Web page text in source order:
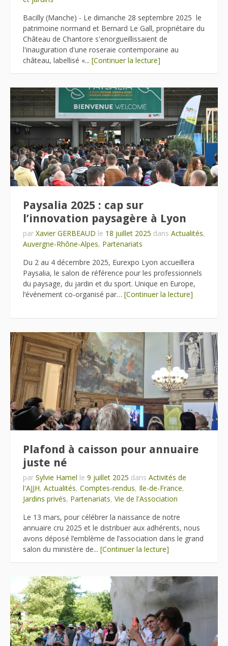
Bacilly (Manche) - Le dimanche 28 septembre 2025 le
patrimoine normand et Bernard Le Gall, propriétaire du
Château de Chantore s'enorgueillissaient de
l'inauguration d'une roseraie contemporaine au
château, labellisé «... [Continuer la lecture]
Paysalia 2025 : cap sur
l’innovation paysagère à Lyon
par Xavier GERBEAUD le 18 juillet 2025 dans Actualités,
Auvergne-Rhône-Alpes, Partenariats
Du 2 au 4 décembre 2025, Eurexpo Lyon accueillera
Paysalia, le salon de référence pour les professionnels
du paysage, du jardin et du sport. Unique en Europe,
l’événement co-organisé par… [Continuer la lecture]
Plafond à caisson pour annuaire
juste né
par Sylvie Hamel le 9 juillet 2025 dans Activités de
l'AJJH, Actualités, Comptes-rendus, Ile-de-France,
Jardins privés, Partenariats, Vie de l'Association
Le 13 mars, pour célébrer la naissance de notre
annuaire cru 2025 et le distribuer aux adhérents, nous
avons déposé l’emblème de l’association dans le grand
salon du ministère de... [Continuer la lecture]